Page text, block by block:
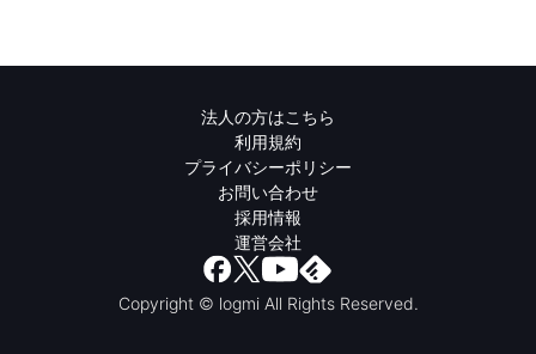
法人の方はこちら
利用規約
プライバシーポリシー
お問い合わせ
採用情報
運営会社
Copyright © logmi All Rights Reserved.